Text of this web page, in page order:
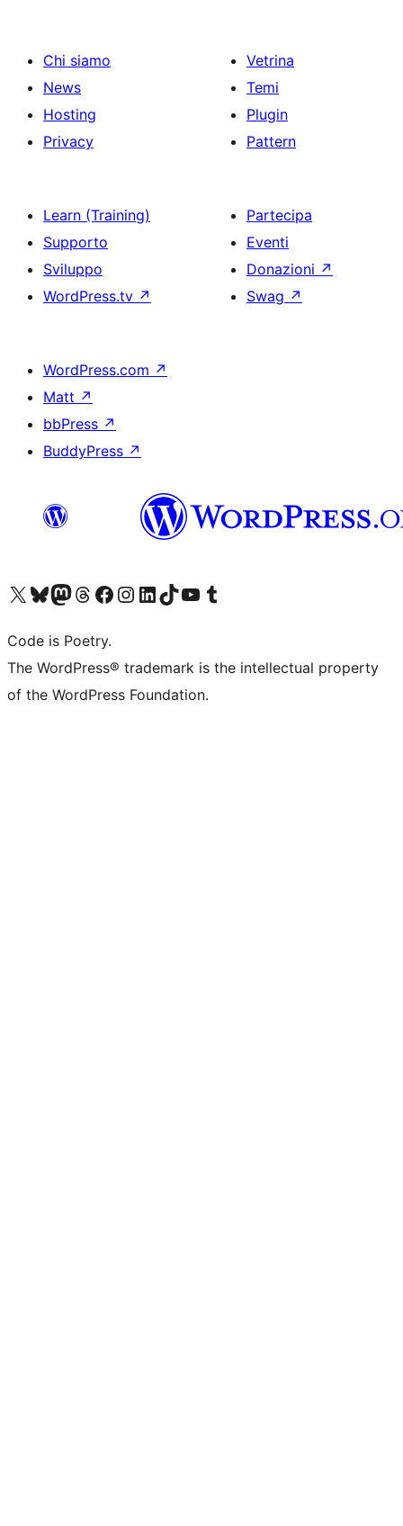
Chi siamo
News
Hosting
Privacy
Vetrina
Temi
Plugin
Pattern
Learn (Training)
Supporto
Sviluppo
WordPress.tv ↗
Partecipa
Eventi
Donazioni ↗
Swag ↗
WordPress.com ↗
Matt ↗
bbPress ↗
BuddyPress ↗
Visita il nostro account X (ex Twitter)
Visita il nostro account Bluesky
Visita il nostro account Mastodon
Visita il nostro account Threads
Visita la nostra pagina Facebook
Visita il nostro account Instagram
Visita il nostro account LinkedIn
Visita il nostro account TikTok
Visita il nostro canale YouTube
Visita il nostro account Tumblr
Code is Poetry.
The WordPress® trademark is the intellectual property
of the WordPress Foundation.